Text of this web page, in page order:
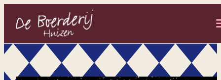
- Home pagina